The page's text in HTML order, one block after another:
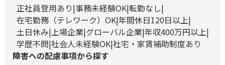
正社員登用あり 事務未経験OK 転勤なし
在宅勤務（テレワーク）OK 年間休日120日以上
土日休み 上場企業 グローバル企業 年収400万円以上
学歴不問 社会人未経験OK 社宅・家賃補助制度あり
障害への配慮事項から探す